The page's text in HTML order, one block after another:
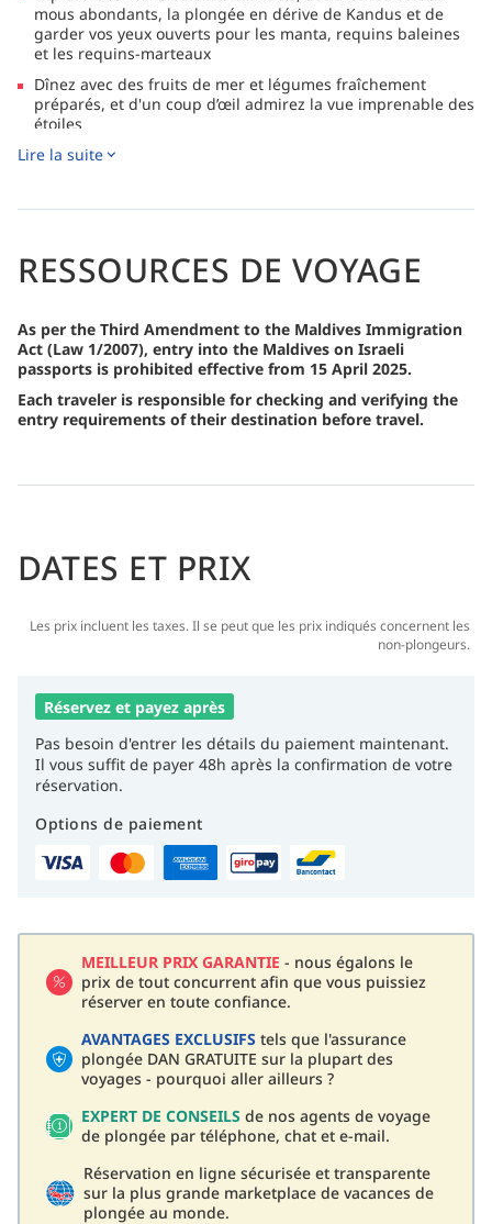
mous abondants, la plongée en dérive de Kandus et de
garder vos yeux ouverts pour les manta, requins baleines
et les requins-marteaux
Dînez avec des fruits de mer et légumes fraîchement
préparés, et d'un coup d’œil admirez la vue imprenable des
étoiles
Après la plongée, reposez-vous sur le pont supérieur avec
Convient aux plongeurs comme aux non plongeurs avec de
Lire la suite
RESSOURCES DE VOYAGE
As per the Third Amendment to the Maldives Immigration
Act (Law 1/2007), entry into the Maldives on Israeli
passports is prohibited effective from 15 April 2025.
Each traveler is responsible for checking and verifying the
entry requirements of their destination before travel.
DATES ET PRIX
Les prix incluent les taxes. Il se peut que les prix indiqués concernent les
non-plongeurs.
Réservez et payez après
Pas besoin d'entrer les détails du paiement maintenant.
Il vous suffit de payer 48h après la confirmation de votre
réservation.
Options de paiement
MEILLEUR PRIX GARANTIE - nous égalons le
prix de tout concurrent afin que vous puissiez
réserver en toute confiance.
AVANTAGES EXCLUSIFS tels que l'assurance
plongée DAN GRATUITE sur la plupart des
voyages - pourquoi aller ailleurs ?
EXPERT DE CONSEILS de nos agents de voyage
de plongée par téléphone, chat et e-mail.
Réservation en ligne sécurisée et transparente
sur la plus grande marketplace de vacances de
plongée au monde.